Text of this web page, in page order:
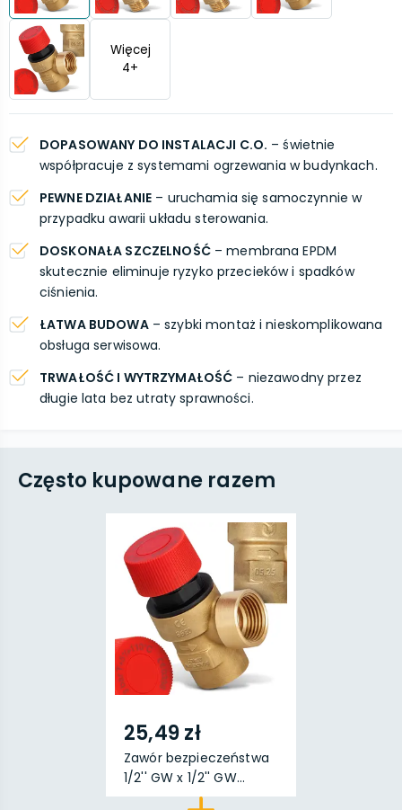
Więcej
4+
DOPASOWANY DO INSTALACJI C.O. – świetnie
współpracuje z systemami ogrzewania w budynkach.
PEWNE DZIAŁANIE – uruchamia się samoczynnie w
przypadku awarii układu sterowania.
DOSKONAŁA SZCZELNOŚĆ– membrana EPDM
skutecznie eliminuje ryzyko przecieków i spadków
ciśnienia.
ŁATWA BUDOWA– szybki montaż i nieskomplikowana
obsługa serwisowa.
TRWAŁOŚĆ I WYTRZYMAŁOŚĆ – niezawodny przez
długie lata bez utraty sprawności.
Często kupowane razem
25,49 zł
Zawór bezpieczeństwa
1/2'' GW x 1/2'' GW...